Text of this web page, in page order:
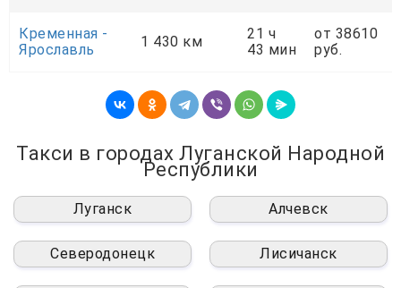
Кременная -
Ярославль
1 430 км
21 ч
43 мин
от 38610
руб.
Такси в городах Луганской Народной
Республики
Луганск Алчевск
Северодонецк Лисичанск